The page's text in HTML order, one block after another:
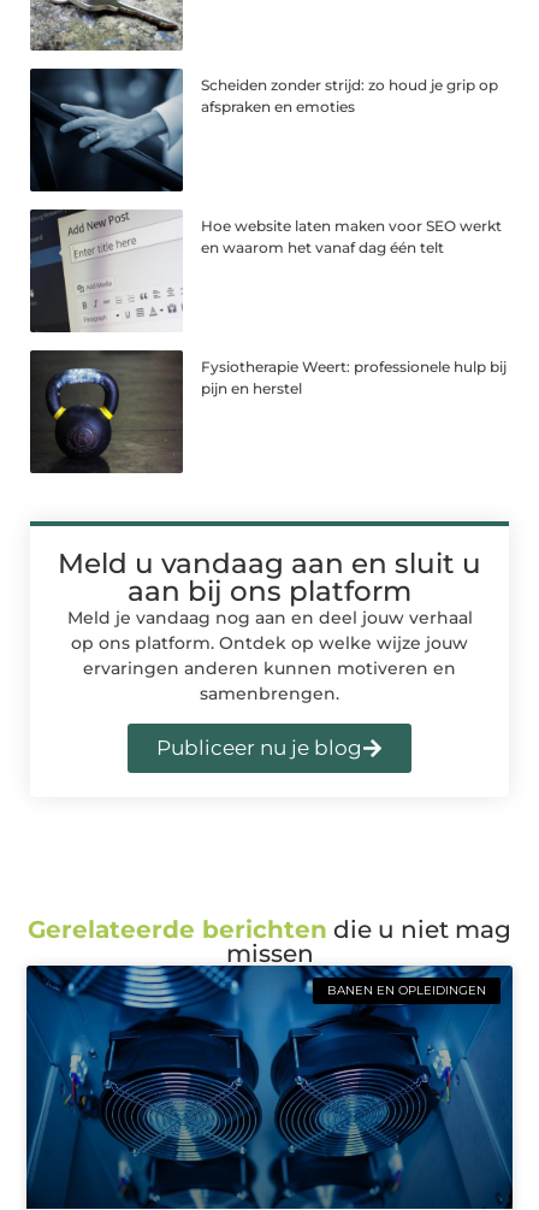
Scheiden zonder strijd: zo houd je grip op
afspraken en emoties
Hoe website laten maken voor SEO werkt
en waarom het vanaf dag één telt
Fysiotherapie Weert: professionele hulp bij
pijn en herstel
Meld u vandaag aan en sluit u
aan bij ons platform
Meld je vandaag nog aan en deel jouw verhaal
op ons platform. Ontdek op welke wijze jouw
ervaringen anderen kunnen motiveren en
samenbrengen.
Publiceer nu je blog
Gerelateerde berichten die u niet mag
missen
BANEN EN OPLEIDINGEN